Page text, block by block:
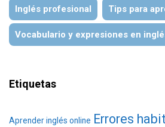
Inglés profesional Tips para
Vocabulario y expresiones en
Etiquetas
Aprender inglés online Errores